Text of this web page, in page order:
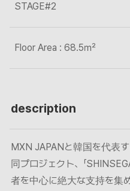
STAGE#2
Floor Area : 68.5㎡
description
MXN JAPANと韓国を代表す
同プロジェクト、「
者を中心に絶大な支持を集